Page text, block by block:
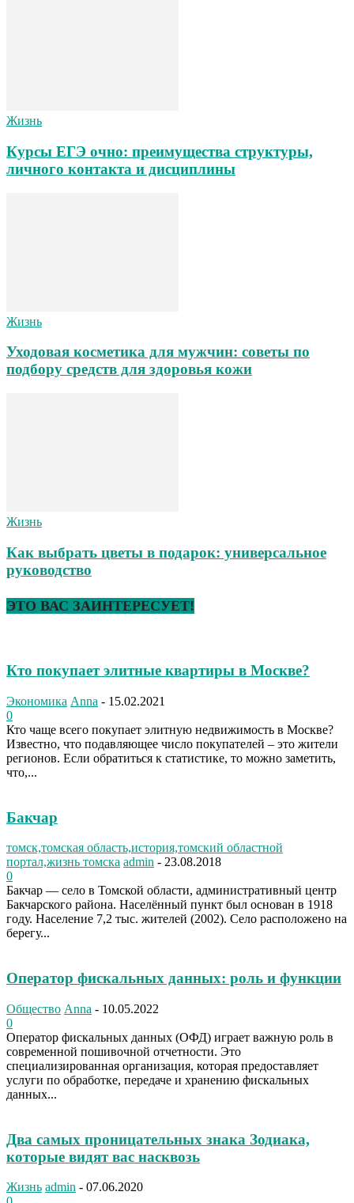
Жизнь
Курсы ЕГЭ очно: преимущества структуры,
личного контакта и дисциплины
Жизнь
Уходовая косметика для мужчин: советы по
подбору средств для здоровья кожи
Жизнь
Как выбрать цветы в подарок: универсальное
руководство
ЭТО ВАС ЗАИНТЕРЕСУЕТ!
Кто покупает элитные квартиры в Москве?
Экономика Anna - 15.02.2021
0
Кто чаще всего покупает элитную недвижимость в Москве?
Известно, что подавляющее число покупателей – это жители
регионов. Если обратиться к статистике, то можно заметить,
что,...
Бакчар
томск,томская область,история,томский областной
портал,жизнь томска admin - 23.08.2018
0
Бакчар — село в Томской области, административный центр
Бакчарского района. Населённый пункт был основан в 1918
году. Население 7,2 тыс. жителей (2002). Село расположено на
берегу...
Оператор фискальных данных: роль и функции
Общество Anna - 10.05.2022
0
Оператор фискальных данных (ОФД) играет важную роль в
современной пошивочной отчетности. Это
специализированная организация, которая предоставляет
услуги по обработке, передаче и хранению фискальных
данных...
Два самых проницательных знака Зодиака,
которые видят вас насквозь
Жизнь admin - 07.06.2020